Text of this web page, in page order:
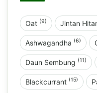
Oat (9) Jintan
Ashwagandha (6)
Daun Sembung (11)
Blackcurrant (15)